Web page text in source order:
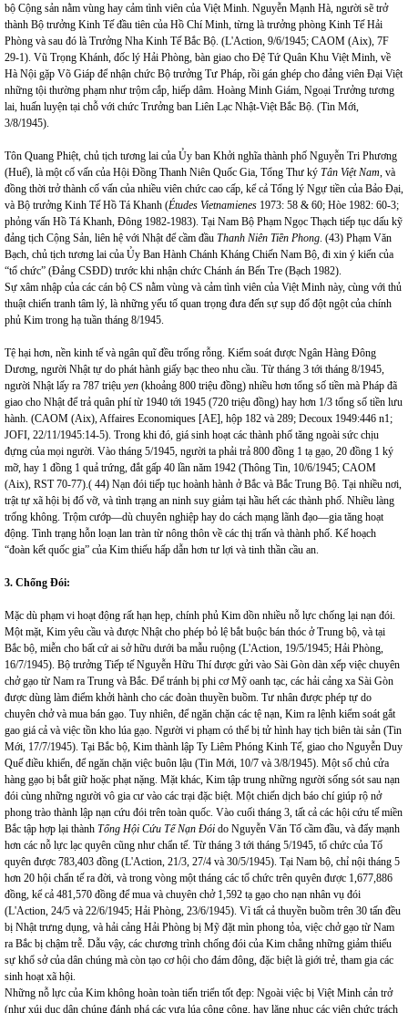
bộ Cộng sản nằm vùng hay cảm tình viên của Việt Minh. Nguyễn Mạnh Hà, người sẽ trở
thành Bộ trưởng Kinh Tế đầu tiên của Hồ Chí Minh, từng là trưởng phòng Kinh Tế Hải
Phòng và sau đó là Trưởng Nha Kinh Tế Bắc Bộ. (L'Action, 9/6/1945; CAOM (Aix), 7F
29-1). Vũ Trọng Khánh, đốc lý Hải Phòng, bàn giao cho Đệ Tứ Quân Khu Việt Minh, về
Hà Nội gặp Võ Giáp để nhận chức Bộ trưởng Tư Pháp, rồi gán ghép cho đảng viên Đại Việt
những tội thường phạm như trộm cắp, hiếp dâm. Hoàng Minh Giám, Ngoại Trưởng tương
lai, huấn luyện tại chỗ với chức Trưởng ban Liên Lạc Nhật-Việt Bắc Bộ. (Tin Mới,
3/8/1945).
Tôn Quang Phiệt, chủ tịch tương lai của Ủy ban Khởi nghĩa thành phố Nguyễn Tri Phương
(Huế), là một cố vấn của Hội Đồng Thanh Niên Quốc Gia, Tổng Thư ký Tân Việt Nam, và
đồng thời trở thành cố vấn của nhiều viên chức cao cấp, kể cả Tổng lý Ngự tiền của Bảo Đại,
và Bộ trưởng Kinh Tế Hồ Tá Khanh (Études Vietnamienes 1973: 58 & 60; Hòe 1982: 60-3;
phỏng vấn Hồ Tá Khanh, Đông 1982-1983). Tại Nam Bộ Phạm Ngọc Thạch tiếp tục dấu kỹ
đảng tịch Cộng Sản, liên hệ với Nhật để cầm đầu Thanh Niên Tiền Phong. (43) Phạm Văn
Bạch, chủ tịch tương lai của Ủy Ban Hành Chánh Kháng Chiến Nam Bộ, đi xin ý kiến của
“tổ chức” (Đảng CSĐD) trước khi nhận chức Chánh án Bến Tre (Bạch 1982).
Sự xâm nhập của các cán bộ CS nằm vùng và cảm tình viên của Việt Minh này, cùng với thủ
thuật chiến tranh tâm lý, là những yếu tố quan trọng đưa đến sự sụp đổ đột ngột của chính
phủ Kim trong hạ tuần tháng 8/1945.
Tệ hại hơn, nền kinh tế và ngân quĩ đều trống rỗng. Kiểm soát được Ngân Hàng Đông
Dương, người Nhật tự do phát hành giấy bạc theo nhu cầu. Từ tháng 3 tới tháng 8/1945,
người Nhật lấy ra 787 triệu yen (khoảng 800 triệu đồng) nhiều hơn tổng số tiền mà Pháp đã
giao cho Nhật để trả quân phí từ 1940 tới 1945 (720 triệu đồng) hay hơn 1/3 tổng số tiền lưu
hành. (CAOM (Aix), Affaires Economiques [AE], hộp 182 và 289; Decoux 1949:446 n1;
JOFI, 22/11/1945:14-5). Trong khi đó, giá sinh hoạt các thành phố tăng ngoài sức chịu
đựng của mọi người. Vào tháng 5/1945, người ta phải trả 800 đồng 1 tạ gạo, 20 đồng 1 ký
mỡ, hay 1 đồng 1 quả trứng, đắt gấp 40 lần năm 1942 (Thông Tin, 10/6/1945; CAOM
(Aix), RST 70-77).( 44) Nạn đói tiếp tục hoành hành ở Bắc và Bắc Trung Bộ. Tại nhiều nơi,
trật tự xã hội bị đổ vỡ, và tình trạng an ninh suy giảm tại hầu hết các thành phố. Nhiều làng
trống không. Trộm cướp—dù chuyên nghiệp hay do cách mạng lãnh đạo—gia tăng hoạt
động. Tình trạng hỗn loạn lan tràn từ nông thôn về các thị trấn và thành phố. Kế hoạch
“đoàn kết quốc gia” của Kim thiếu hấp dẫn hơn tư lợi và tinh thần cầu an.
3. Chống Đói:
Mặc dù phạm vi hoạt động rất hạn hẹp, chính phủ Kim dồn nhiều nỗ lực chống lại nạn đói.
Một mặt, Kim yêu cầu và được Nhật cho phép bỏ lệ bắt buộc bán thóc ở Trung bộ, và tại
Bắc bộ, miễn cho bất cứ ai sở hữu dưới ba mẫu ruộng (L'Action, 19/5/1945; Hải Phòng,
16/7/1945). Bộ trưởng Tiếp tế Nguyễn Hữu Thí được gửi vào Sài Gòn dàn xếp việc chuyên
chở gạo từ Nam ra Trung và Bắc. Để tránh bị phi cơ Mỹ oanh tạc, các hải cảng xa Sài Gòn
được dùng làm điểm khởi hành cho các đoàn thuyền buồm. Tư nhân được phép tự do
chuyên chở và mua bán gạo. Tuy nhiên, để ngăn chặn các tệ nạn, Kim ra lệnh kiểm soát gắt
gao giá cả và việc tồn kho lúa gạo. Người vi phạm có thể bị tử hình hay tịch biên tài sản (Tin
Mới, 17/7/1945). Tại Bắc bộ, Kim thành lập Ty Liêm Phóng Kinh Tế, giao cho Nguyễn Duy
Quế điều khiển, để ngăn chặn việc buôn lậu (Tin Mới, 10/7 và 3/8/1945). Một số chủ cửa
hàng gạo bị bắt giữ hoặc phạt nặng. Mặt khác, Kim tập trung những người sống sót sau nạn
đói cùng những người vô gia cư vào các trại đặc biệt. Một chiến dịch báo chí giúp rộ nở
phong trào thành lập nạn cứu đói trên toàn quốc. Vào cuối tháng 3, tất cả các hội cứu tế miền
Bắc tập hợp lại thành Tổng Hội Cứu Tế Nạn Đói do Nguyễn Văn Tố cầm đầu, và đẩy mạnh
hơn các nỗ lực lạc quyên cũng như chẩn tế. Từ tháng 3 tới tháng 5/1945, tổ chức của Tố
quyên được 783,403 đồng (L'Action, 21/3, 27/4 và 30/5/1945). Tại Nam bộ, chỉ nội tháng 5
hơn 20 hội chẩn tế ra đời, và trong vòng một tháng các tổ chức trên quyên được 1,677,886
đồng, kể cả 481,570 đồng để mua và chuyên chở 1,592 tạ gạo cho nạn nhân vụ đói
(L'Action, 24/5 và 22/6/1945; Hải Phòng, 23/6/1945). Vì tất cả thuyền buồm trên 30 tấn đều
bị Nhật trưng dụng, và hải cảng Hải Phòng bị Mỹ đặt mìn phong tỏa, việc chở gạo từ Nam
ra Bắc bị chậm trễ. Dẫu vậy, các chương trình chống đói của Kim chẳng những giảm thiểu
sự khổ sở của dân chúng mà còn tạo cơ hội cho đám đông, đặc biệt là giới trẻ, tham gia các
sinh hoạt xã hội.
Những nỗ lực của Kim không hoàn toàn tiến triển tốt đẹp: Ngoài việc bị Việt Minh cản trở
(như xúi dục dân chúng đánh phá các vựa lúa công cộng, hay lăng nhục các viên chức trách